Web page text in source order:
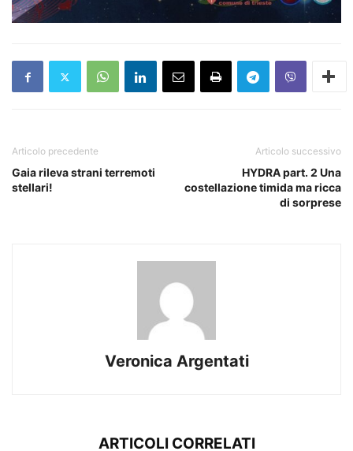
Articolo precedente
Gaia rileva strani terremoti
stellari!
Articolo successivo
HYDRA part. 2 Una
costellazione timida ma ricca
di sorprese
Veronica Argentati
ARTICOLI CORRELATI